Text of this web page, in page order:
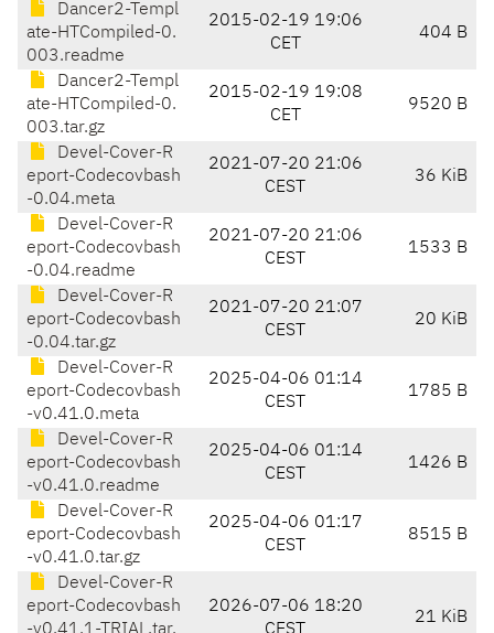
Dancer2-Templ
ate-HTCompiled-0.
003.readme
2015-02-19 19:06
CET
404 B
Dancer2-Templ
ate-HTCompiled-0.
003.tar.gz
2015-02-19 19:08
CET
9520 B
Devel-Cover-R
eport-Codecovbash
-0.04.meta
2021-07-20 21:06
CEST
36 KiB
Devel-Cover-R
eport-Codecovbash
-0.04.readme
2021-07-20 21:06
CEST
1533 B
Devel-Cover-R
eport-Codecovbash
-0.04.tar.gz
2021-07-20 21:07
CEST
20 KiB
Devel-Cover-R
eport-Codecovbash
-v0.41.0.meta
2025-04-06 01:14
CEST
1785 B
Devel-Cover-R
eport-Codecovbash
-v0.41.0.readme
2025-04-06 01:14
CEST
1426 B
Devel-Cover-R
eport-Codecovbash
-v0.41.0.tar.gz
2025-04-06 01:17
CEST
8515 B
Devel-Cover-R
eport-Codecovbash
2026-07-06 18:20
21 KiB